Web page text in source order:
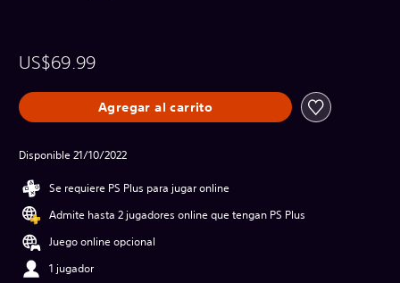
US$69.99
Agregar al carrito
Disponible 21/10/2022
Se requiere PS Plus para jugar online
Admite hasta 2 jugadores online que tengan PS Plus
Juego online opcional
1 jugador